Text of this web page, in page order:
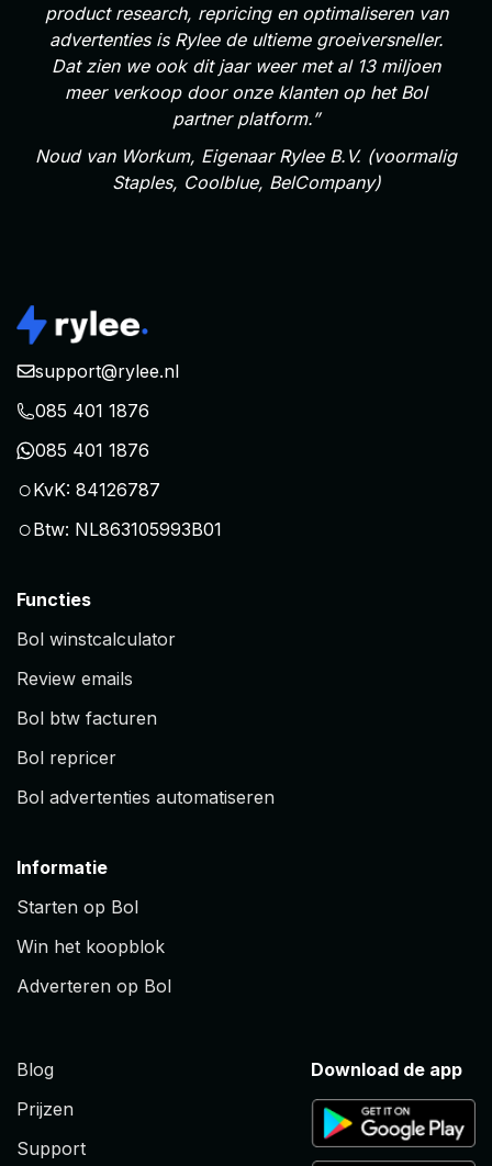
product research, repricing en optimaliseren van
advertenties is Rylee de ultieme groeiversneller.
Dat zien we ook dit jaar weer met al 13 miljoen
meer verkoop door onze klanten op het Bol
partner platform.”
Noud van Workum, Eigenaar Rylee B.V. (voormalig
Staples, Coolblue, BelCompany)
support@rylee.nl
085 401 1876
085 401 1876
○KvK: 84126787
○Btw: NL863105993B01
Functies
Bol winstcalculator
Review emails
Bol btw facturen
Bol repricer
Bol advertenties automatiseren
Informatie
Starten op Bol
Win het koopblok
Adverteren op Bol
Blog
Prijzen
Support
Download de app